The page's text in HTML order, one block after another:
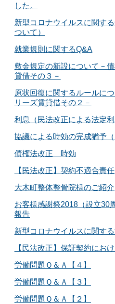
した。
新型コロナウイルスに関す
ついて）
就業規則に関するQ&A
敷金規定の新設について－
貸借その３－
原状回復に関するルールに
リーズ賃貸借その２－
利息（民法改正による法定利
協議による時効の完成猶予（
債権法改正 時効
【民法改正】契約不適合責
大木町整体整骨院様のご紹介
お客様感謝祭2018（設立30
報告
新型コロナウイルスに関す
【民法改正】保証契約にお
労働問題Ｑ＆Ａ【４】
労働問題Ｑ＆Ａ【３】
労働問題Ｑ＆Ａ【２】